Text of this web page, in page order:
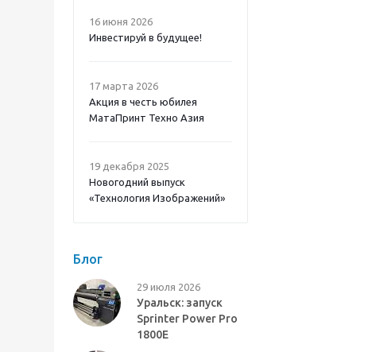
16 июня 2026
Инвестируй в будущее!
17 марта 2026
Акция в честь юбилея
МатаПринт Техно Азия
19 декабря 2025
Новогодний выпуск
«Технология Изображений»
Блог
29 июля 2026
Уральск: запуск
Sprinter Power Pro
1800E